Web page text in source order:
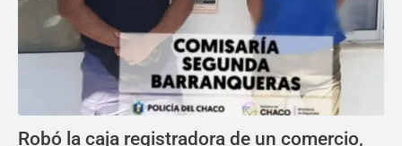
Robó la caja registradora de un comercio,